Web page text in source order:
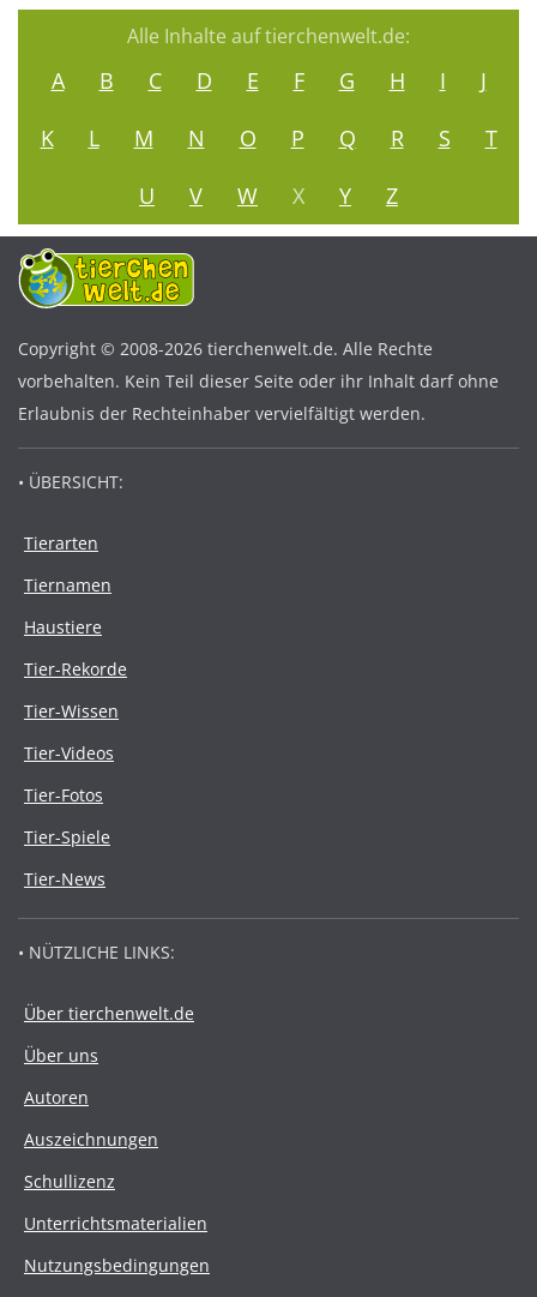
Alle Inhalte auf tierchenwelt.de:
A B C D E F G H I
J
K
L M N O P Q R S
T
U
V W X Y Z
Copyright © 2008-2026 tierchenwelt.de. Alle Rechte
vorbehalten. Kein Teil dieser Seite oder ihr Inhalt darf ohne
Erlaubnis der Rechteinhaber vervielfältigt werden.
• ÜBERSICHT:
Tierarten
Tiernamen
Haustiere
Tier-Rekorde
Tier-Wissen
Tier-Videos
Tier-Fotos
Tier-Spiele
Tier-News
• NÜTZLICHE LINKS:
Über tierchenwelt.de
Über uns
Autoren
Auszeichnungen
Schullizenz
Unterrichtsmaterialien
Nutzungsbedingungen